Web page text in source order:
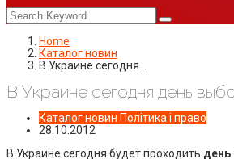
Home
Каталог новин
В Украине сегодня…
В Украине сегодня день
Каталог новин Політика і право
28.10.2012
В Украине сегодня будет проходить день